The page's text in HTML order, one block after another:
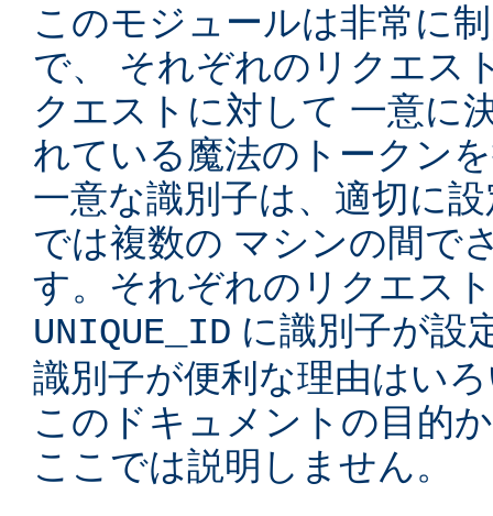
このモジュールは非常に
で、 それぞれのリクエス
クエストに対して 一意に
れている魔法のトークン
一意な識別子は、適切に
では複数の マシンの間で
す。それぞれのリクエス
UNIQUE_ID に識別子が設
識別子が便利な理由はい
このドキュメントの目的
ここでは説明しません。